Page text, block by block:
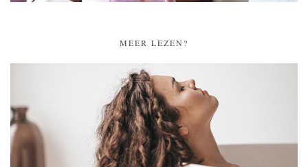
MEER LEZEN?